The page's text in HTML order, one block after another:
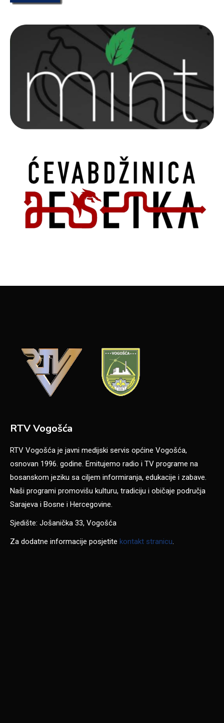
RTV Vogošća
RTV Vogošća je javni medijski servis općine Vogošća,
osnovan 1996. godine. Emitujemo radio i TV programe na
bosanskom jeziku sa ciljem informiranja, edukacije i zabave.
Naši programi promovišu kulturu, tradiciju i običaje područja
Sarajeva i Bosne i Hercegovine.
Sjedište: Jošanička 33, Vogošća
Za dodatne informacije posjetite kontakt stranicu.